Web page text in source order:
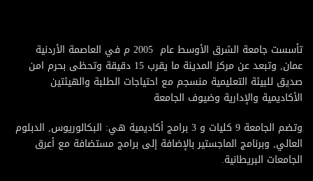
تأسست جامعة الشرق الأوسط عام 2005 م في العاصمة الأردنية
عمان, وتبعد عن مركز المدينة ما يقرب 15 دقيقة وتحظى بحرم امن
صديق للبيئة التعليمية منسجم مع احتياجات الطلبة والهيئتين
الأكاديمية والإدارية وضيوف الجامعة
وتضم الجامعة 9 كليات و 3 برامج أكاديمية هي: البكالوريوس, الدبلوم
العالي, وبرنامج الماجستير بالإضافة إلى برامج مستضافة مع أعرق
الجامعات البريطانية.